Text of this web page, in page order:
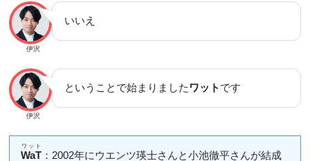
伊沢
いいえ
伊沢
ということで始まりました ワット です
WaT
ワット
：2002年にウエンツ瑛士さんと小池徹平さんが結成